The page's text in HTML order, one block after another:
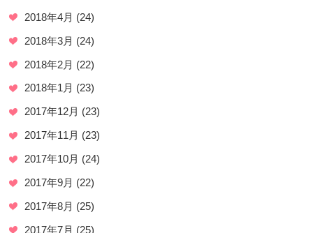
2018年4月 (24)
2018年3月 (24)
2018年2月 (22)
2018年1月 (23)
2017年12月 (23)
2017年11月 (23)
2017年10月 (24)
2017年9月 (22)
2017年8月 (25)
2017年7月 (25)